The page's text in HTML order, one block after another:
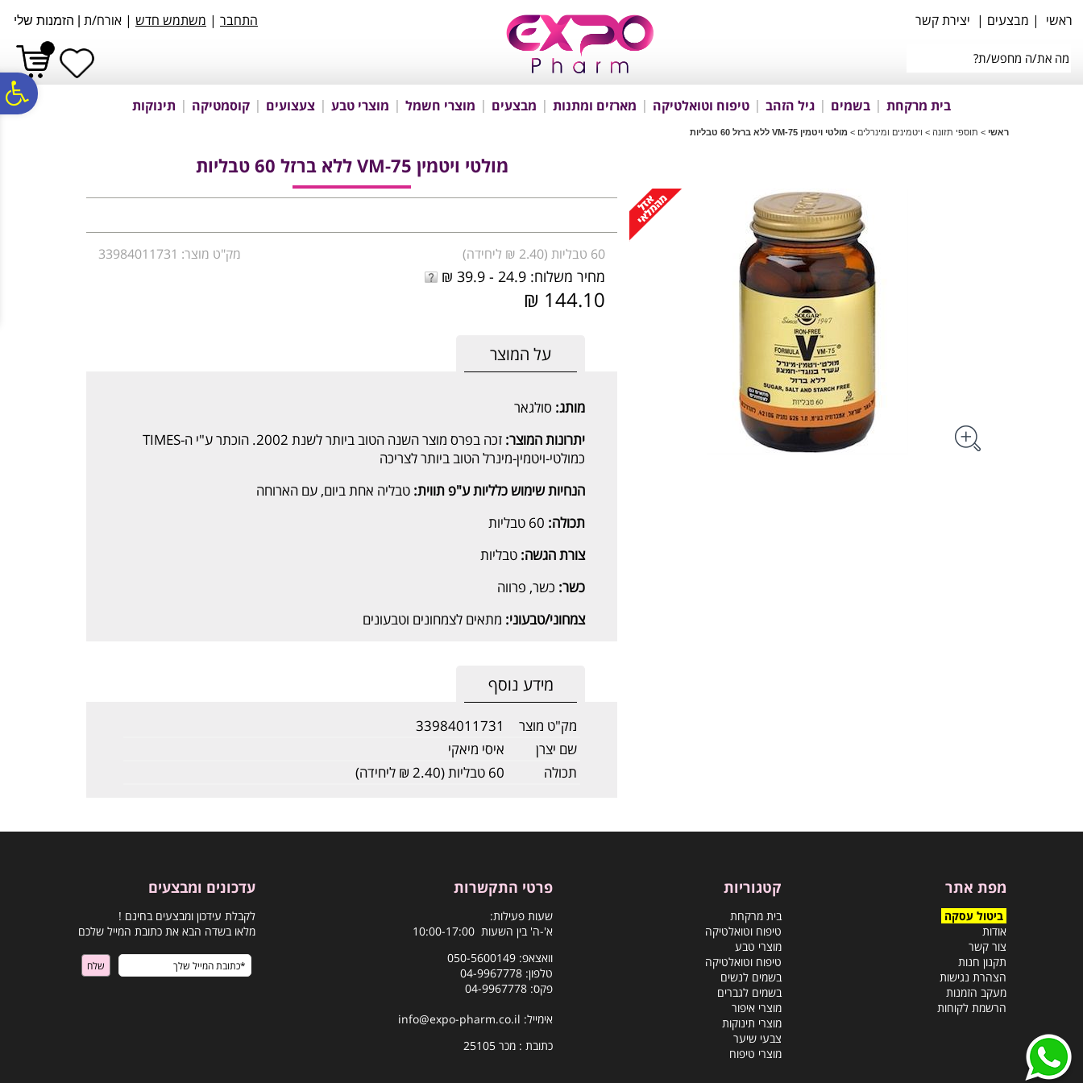
נגישות
אתר
המרכזי
ראשי | מבצעים | יצירת קשר התחבר | משתמש חדש | אורח/ת הזמנות שלי
בית מרקחת בשמים גיל הזהב טיפוח וטואלטיקה מארזים ומתנות מבצעים מוצרי חשמל מוצרי טבע צעצועים קוסמטיקה תינוקות
ראשי > תוספי תזונה > ויטמינים ומינרלים > מולטי ויטמין VM-75 ללא ברזל 60 טבליות
מולטי ויטמין VM-75 ללא ברזל 60 טבליות
60 טבליות (2.40 ₪ ליחידה) מק"ט מוצר: 33984011731
מחיר משלוח: 24.9 - 39.9 ₪
144.10 ₪
על המוצר
מותג: סולגאר
יתרונות המוצר:
זכה בפרס מוצר השנה הטוב ביותר לשנת 2002. הוכתר ע"י ה-TIMES
כמולטי-ויטמין-מינרל הטוב ביותר לצריכה
הנחיות שימוש כלליות ע"פ תווית: טבליה אחת ביום, עם הארוחה
תכולה:
צורת הגשה: טבליות
כשר: כשר, פרווה
צמחוני/טבעוני: מתאים לצמחונים וטבעונים
מידע נוסף
מק"ט מוצר
33984011731
שם יצרן
איסי מיאקי
תכולה
60 טבליות (2.40 ₪ ליחידה)
מפת אתר
ביטול עסקה
אודות
צור קשר
תקנון חנות
הצהרת נגישות
מעקב הזמנות
הרשמת לקוחות
קטגוריות
בית מרקחת
טיפוח וטואלטיקה
מוצרי טבע
טיפוח וטואלטיקה
בשמים לנשים
בשמים לגברים
מוצרי איפור
מוצרי תינוקות
צבעי שיער
מוצרי טיפוח
פרטי התקשרות
שעות פעילות:
א'-ה' בין השעות 10:00-17:00
וואצאפ: 050-5600149
טלפון: 04-9967778
פקס: 04-9967778
אימייל: info@expo-pharm.co.il
כתובת : מכר 25105
עדכונים ומבצעים
לקבלת עידכון ומבצעים בחינם !
מלאו בשדה הבא את כתובת המייל שלכם